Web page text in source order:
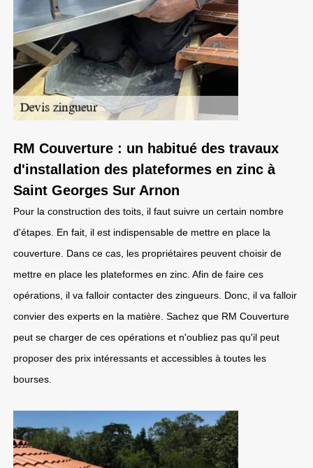
RM Couverture : un habitué des travaux
d'installation des plateformes en zinc à
Saint Georges Sur Arnon
Pour la construction des toits, il faut suivre un certain nombre
d'étapes. En fait, il est indispensable de mettre en place la
couverture. Dans ce cas, les propriétaires peuvent choisir de
mettre en place les plateformes en zinc. Afin de faire ces
opérations, il va falloir contacter des zingueurs. Donc, il va falloir
convier des experts en la matière. Sachez que RM Couverture
peut se charger de ces opérations et n'oubliez pas qu'il peut
proposer des prix intéressants et accessibles à toutes les
bourses.